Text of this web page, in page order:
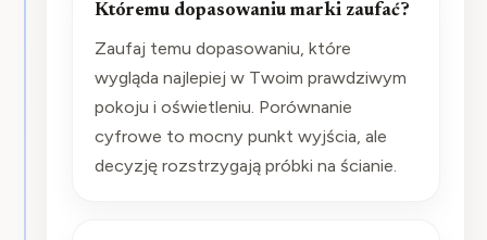
Któremu dopasowaniu marki zaufać?
Zaufaj temu dopasowaniu, które
wygląda najlepiej w Twoim prawdziwym
pokoju i oświetleniu. Porównanie
cyfrowe to mocny punkt wyjścia, ale
decyzję rozstrzygają próbki na ścianie.